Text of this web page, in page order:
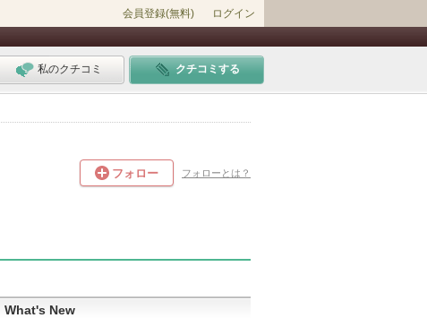
会員登録(無料) ログイン
私のクチコミ クチコミする
フォロー フォローとは？
What's New